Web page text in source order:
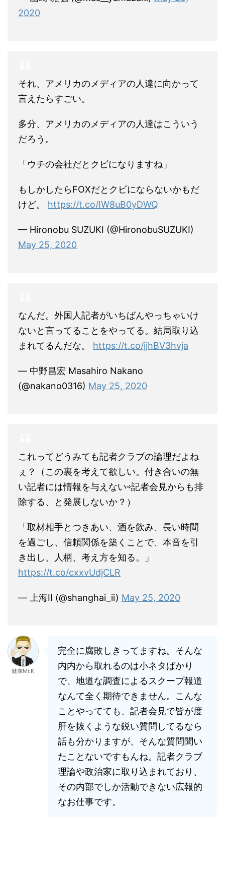
2020
それ、アメリカのメディアの人達に向かって
言えたらすごい。
多分、アメリカのメディアの人達はこういう
だろう。
「ウチの会社だとクビになりますね」
もしかしたらFOXだとクビにならないかもだ
けど。 https://t.co/IW8uB0yDWQ
— Hironobu SUZUKI (@HironobuSUZUKI)
May 25, 2020
なんだ。外国人記者がいちばんやっちゃいけ
ないと言ってることをやってる。結局取り込
まれてるんだな。 https://t.co/jjhBV3hvja
— 中野昌宏 Masahiro Nakano
(@nakano0316) May 25, 2020
これってどうみても記者クラブの論理だよね
ぇ？（この裏を考えて欲しい。付き合いの無
い記者には情報を与えない⇨記者会見からも排
除する、と発展しないか？）
「取材相手とつきあい、酒を飲み、長い時間
を過ごし、信頼関係を築くことで、本音を引
き出し、人柄、考え方を知る。」
https://t.co/cxxvUdjCLR
— 上海II (@shanghai_ii) May 25, 2020
健康Mr.K
完全に腐敗しきってますね。そんな
内内から取れるのは小ネタばかり
で、地道な調査によるスクープ報道
なんて全く期待できません。こんな
ことやってても、記者会見で皆が度
肝を抜くような鋭い質問してるなら
話も分かりますが、そんな質問聞い
たことないですもんね。記者クラブ
理論や政治家に取り込まれており、
その内部でしか活動できない広報的
なお仕事です。